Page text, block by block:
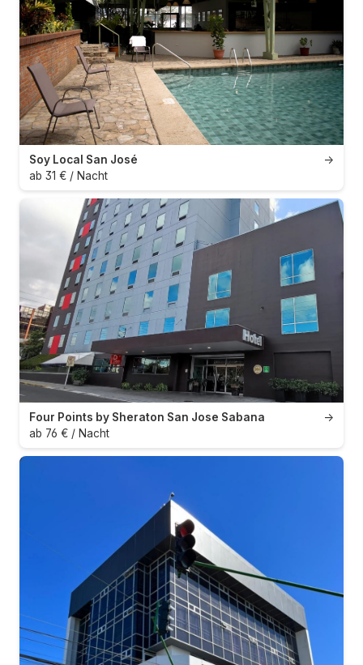
→
Soy Local San José
ab 31 € / Nacht
→
Four Points by Sheraton San Jose Sabana
ab 76 € / Nacht